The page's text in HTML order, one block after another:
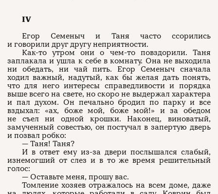
IV
Егор Семеныч и Таня часто ссорились
и говорили друг другу неприятности.
Как-то утром они о чем-то повздорили. Таня
заплакала и ушла к себе в комнату. Она не выходила
ни обедать, ни чай пить. Егор Семеныч сначала
ходил важный, надутый, как бы желая дать понять,
что для него интересы справедливости и порядка
выше всего на свете, но скоро не выдержал характера
и пал духом. Он печально бродил по парку и все
вздыхал: «ах, боже мой, боже мой!» и за обедом
не съел ни одной крошки. Наконец, виноватый,
замученный совестью, он постучал в запертую дверь
и позвал робко:
— Таня! Таня?
И в ответ ему из-за двери послышался слабый,
изнемогший от слез и в то же время решительный
голос:
— Оставьте меня, прошу вас.
Томление хозяев отражалось на всем доме, даже